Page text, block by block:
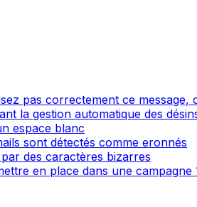
pas correctement ce message,
la gestion automatique des
espace blanc
sont détectés comme eronnés
des caractères bizarres
en place dans une campagne